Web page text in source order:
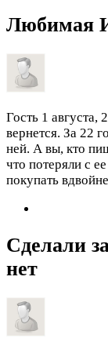
Гость 1 августа,
вернется. За 22
ней. А вы, кто
что потеряли с
покупать
Сделали
нет